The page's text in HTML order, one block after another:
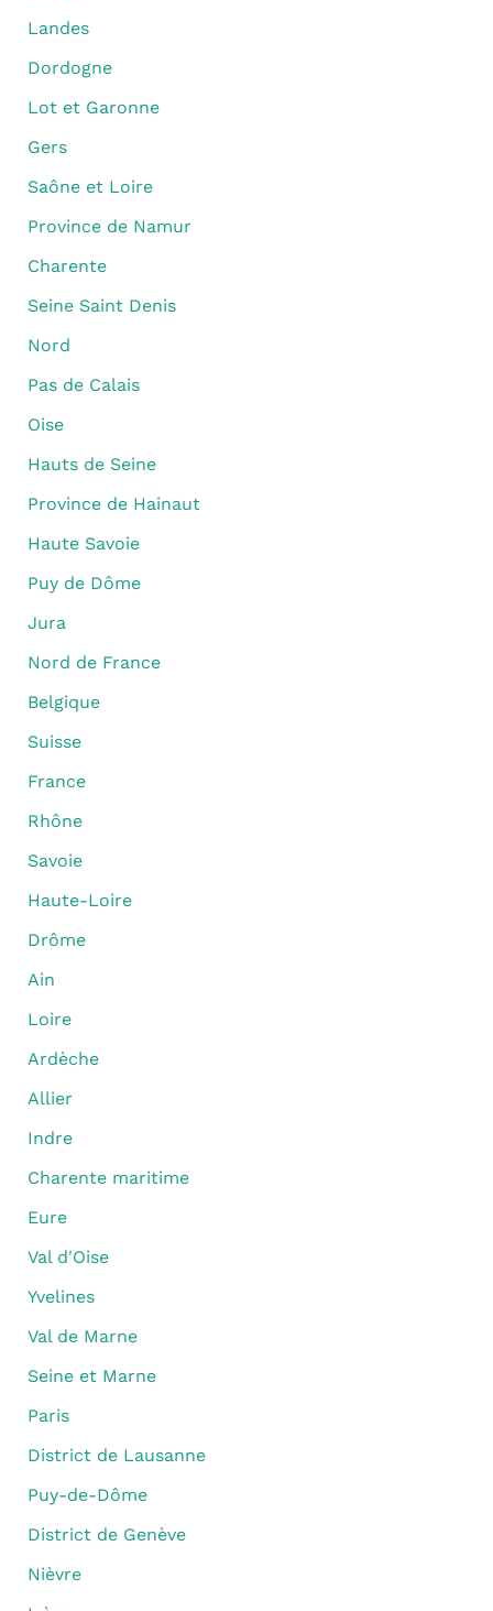
Landes
Dordogne
Lot et Garonne
Gers
Saône et Loire
Province de Namur
Charente
Seine Saint Denis
Nord
Pas de Calais
Oise
Hauts de Seine
Province de Hainaut
Haute Savoie
Puy de Dôme
Jura
Nord de France
Belgique
Suisse
France
Rhône
Savoie
Haute-Loire
Drôme
Ain
Loire
Ardèche
Allier
Indre
Charente maritime
Eure
Val d'Oise
Yvelines
Val de Marne
Seine et Marne
Paris
District de Lausanne
Puy-de-Dôme
District de Genève
Nièvre